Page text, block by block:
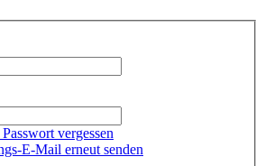
vergessen
E-Mail erneut senden